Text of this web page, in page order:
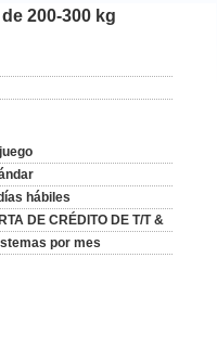
200-300 kg
hábiles
DE CRÉDITO DE T/T &
por mes